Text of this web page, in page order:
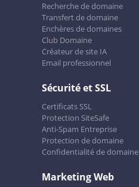
Recherche de domaine
Transfert de domaine
Enchères de domaines
Club Domaine
Créateur de site IA
Email professionnel
Sécurité et SSL
Certificats SSL
Protection SiteSafe
Anti-Spam Entreprise
Protection de domaine
Confidentialité de domaine
Marketing Web